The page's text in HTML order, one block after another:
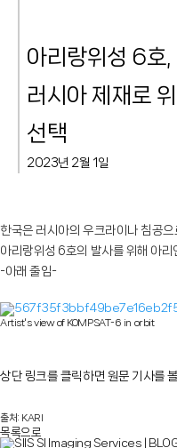
아리랑위성 6호,
러시아 제재로
선택
2023년 2월 1일
한국은 러시아의 우크라이나 침공
아리랑위성 6호의 발사를 위해 아
-아래 줄임-
Artist's view of KOMPSAT-6 in orbit
상단 링크를 클릭하면 원문 기사를
출처: KARI
목록으로